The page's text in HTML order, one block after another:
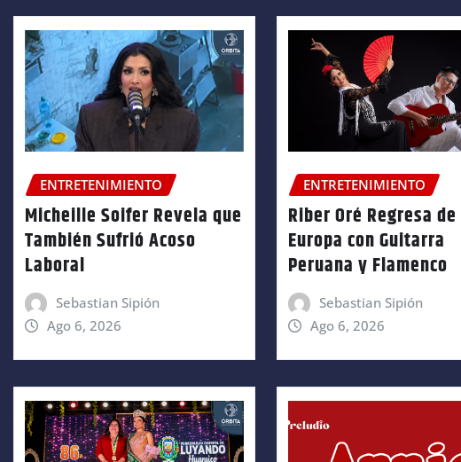
ENTRETENIMIENTO
Micheille Soifer Revela que
También Sufrió Acoso
Laboral
Sebastian Sipión
Ago 6, 2026
ENTRETENIMIENTO
Riber Oré Regresa de
Europa con Guitarra
Peruana y Flamenco
Sebastian Sipión
Ago 6, 2026